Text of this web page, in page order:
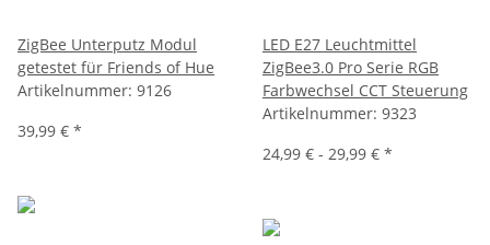
ZigBee Unterputz Modul
getestet für Friends of Hue
Artikelnummer: 9126
39,99 € *
LED E27 Leuchtmittel
ZigBee3.0 Pro Serie RGB
Farbwechsel CCT Steuerung
Artikelnummer: 9323
24,99 € - 29,99 € *